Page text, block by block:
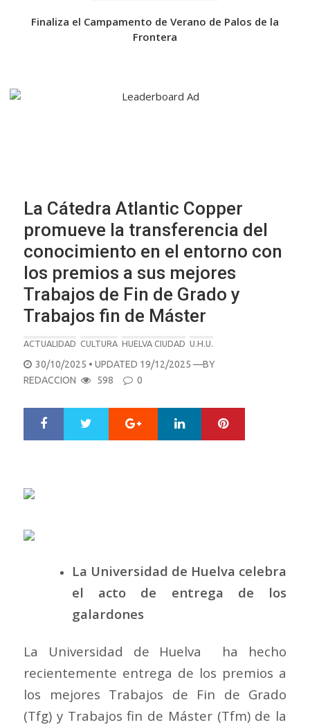
Finaliza el Campamento de Verano de Palos de la
Frontera
La Cátedra Atlantic Copper
promueve la transferencia del
conocimiento en el entorno con
los premios a sus mejores
Trabajos de Fin de Grado y
Trabajos fin de Máster
ACTUALIDAD CULTURA HUELVA CIUDAD U.H.U.
POSTED
ON
30/10/2025 • UPDATED 19/12/2025 —BY
REDACCION
598 0
Google+ LinkedIn
La Universidad de Huelva celebra
el acto de entrega de los
galardones
La Universidad de Huelva ha hecho
recientemente entrega de los premios a
los mejores Trabajos de Fin de Grado
(Tfg) y Trabajos fin de Máster (Tfm) de la